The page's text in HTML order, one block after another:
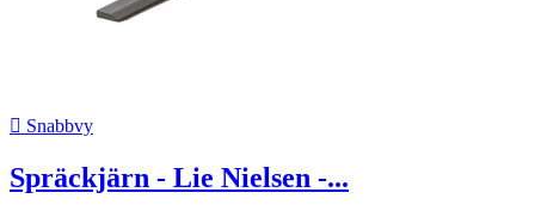
 Snabbvy
Spräckjärn - Lie Nielsen -...